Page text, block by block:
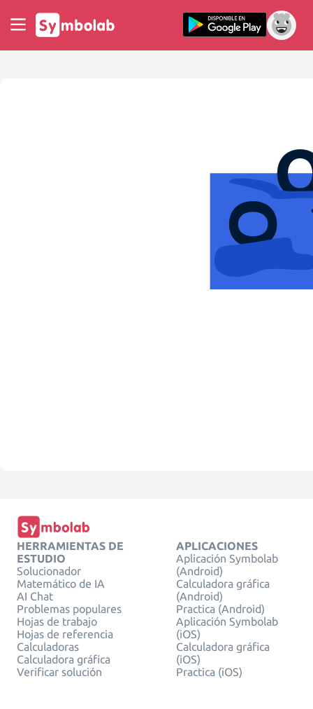
HERRAMIENTAS DE
ESTUDIO
Solucionador
Matemático de IA
AI Chat
Problemas populares
Hojas de trabajo
Hojas de referencia
Calculadoras
Calculadora gráfica
Verificar solución
APLICACIONES
Aplicación Symbolab
(Android)
Calculadora gráfica
(Android)
Practica (Android)
Aplicación Symbolab
(iOS)
Calculadora gráfica
(iOS)
Practica (iOS)